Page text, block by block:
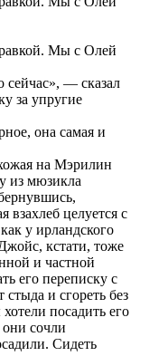
Мы с Олей
сейчас», — сказал
за упругие
она самая и
на Мэрилин
из мюзикла
взахлеб целуется с
у ирландского
кстати, тоже
и частной
его переписку с
и сгореть без
посадить его
сочли
Сидеть